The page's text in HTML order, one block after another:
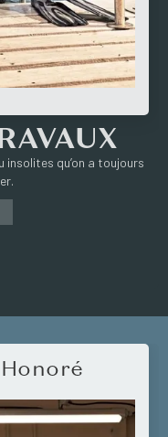
insolites qu’on a toujours